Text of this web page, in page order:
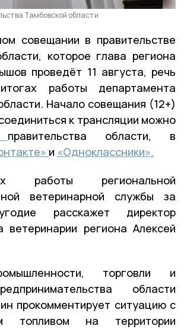
Тамбовской области
совещании в правительстве
которое глава региона
проведёт 11 августа, речь
работы департамента
Начало совещания (12+)
к трансляции можно
правительства области, в
и «Одноклассники».
работы региональной
ветеринарной службы за
расскажет директор
ветеринарии региона Алексей
торговли и
области
прокомментирует ситуацию с
топливом на территории